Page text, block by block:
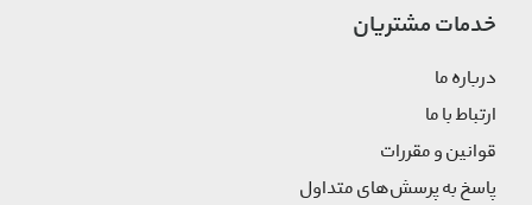
خدمات مشتریان
درباره ما
ارتباط با ما
قوانین و مقررات
پاسخ به پرسش‌های متداول